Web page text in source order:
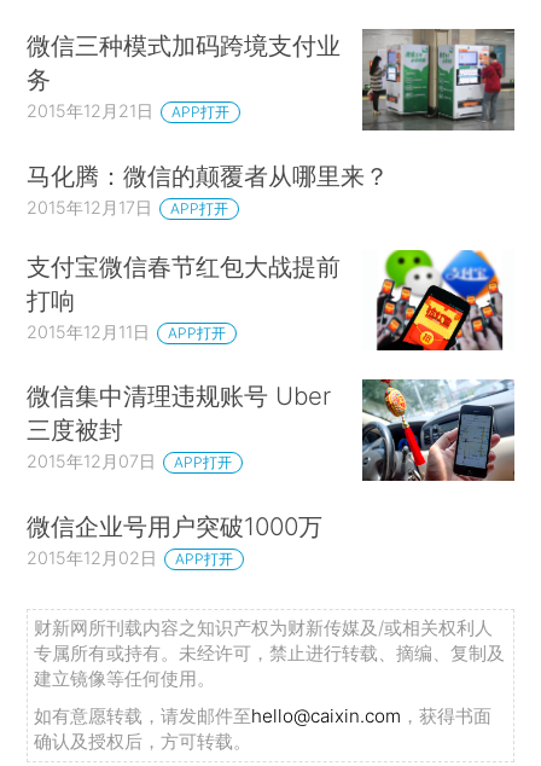
微信三种模式加码跨境支付业
务
2015年12月21日 APP打开
马化腾：微信的颠覆者从哪里来？
2015年12月17日 APP打开
支付宝微信春节红包大战提前
打响
2015年12月11日 APP打开
微信集中清理违规账号 Uber
三度被封
2015年12月07日 APP打开
微信企业号用户突破1000万
2015年12月02日 APP打开
财新网所刊载内容之知识产权为财新传媒及/或相关权利人
专属所有或持有。未经许可，禁止进行转载、摘编、复制及
建立镜像等任何使用。
如有意愿转载，请发邮件至hello@caixin.com ，获得书面
确认及授权后，方可转载。